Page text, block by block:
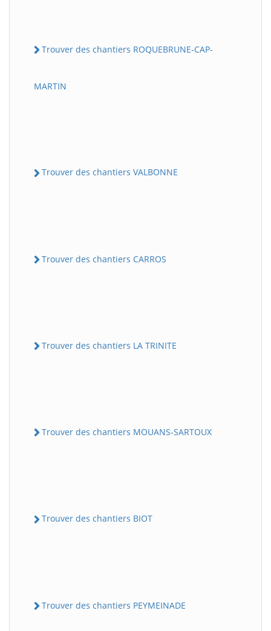
Trouver des chantiers ROQUEBRUNE-CAP-
MARTIN
Trouver des chantiers VALBONNE
Trouver des chantiers CARROS
Trouver des chantiers LA TRINITE
Trouver des chantiers MOUANS-SARTOUX
Trouver des chantiers BIOT
Trouver des chantiers PEYMEINADE